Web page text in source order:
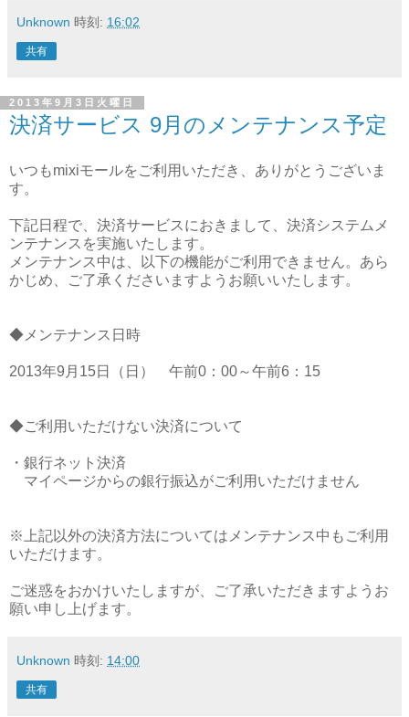
Unknown 時刻: 16:02
共有
2013年9月3日火曜日
決済サービス 9月のメンテナンス予定
いつもmixiモールをご利用いただき、ありがとうございま
す。
下記日程で、決済サービスにおきまして、決済システムメ
ンテナンスを実施いたします。
メンテナンス中は、以下の機能がご利用できません。あら
かじめ、ご了承くださいますようお願いいたします。
◆メンテナンス日時
2013年9月15日（日） 午前0：00～午前6：15
◆ご利用いただけない決済について
・銀行ネット決済
マイページからの銀行振込がご利用いただけません
※上記以外の決済方法についてはメンテナンス中もご利用
いただけます。
ご迷惑をおかけいたしますが、ご了承いただきますようお
願い申し上げます。
Unknown 時刻: 14:00
共有